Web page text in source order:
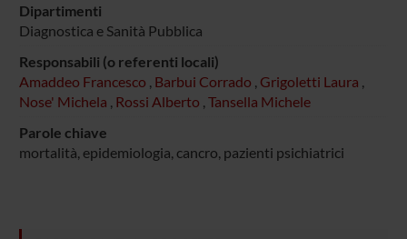
Dipartimenti
Diagnostica e Sanità Pubblica
Responsabili (o referenti locali)
Amaddeo Francesco , Barbui Corrado , Grigoletti Laura ,
Nose' Michela , Rossi Alberto , Tansella Michele
Parole chiave
mortalità, epidemiologia, cancro, pazienti psichiatrici